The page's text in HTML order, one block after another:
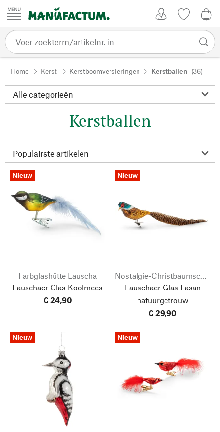
Passer au contenu
Home Kerst Kerstboomversieringen Kerstballen (36)
Kerstballen
Nieuw
Farbglashütte Lauscha
Lauschaer Glas Koolmees
€ 24,90
Nieuw
Nostalgie-Christbaumschmuck
Lauschaer Glas Fasan
natuurgetrouw
€ 29,90
Nieuw Nieuw